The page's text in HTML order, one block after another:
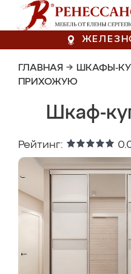
ГЛАВНАЯ → ШКАФЫ-
ПРИХОЖУЮ
Шкаф-
Рейтинг: